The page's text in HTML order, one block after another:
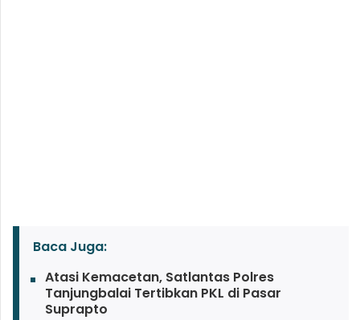
Baca Juga:
Atasi Kemacetan, Satlantas Polres
Tanjungbalai Tertibkan PKL di Pasar
Suprapto